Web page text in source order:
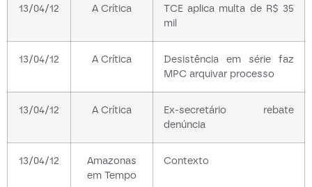
13/04/12 A Crítica
TCE aplica multa de R$ 35
mil
13/04/12 A Crítica
Desistência em série faz
MPC arquivar processo
13/04/12 A Crítica
Ex-secretário rebate
denúncia
13/04/12
Amazonas
em Tempo
Contexto